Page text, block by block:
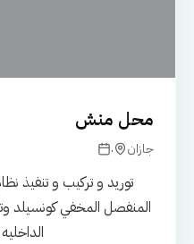
محل منش
جازان
.
توريد و تركيب و تنفيذ
المنفصل المخفي كونسيلد